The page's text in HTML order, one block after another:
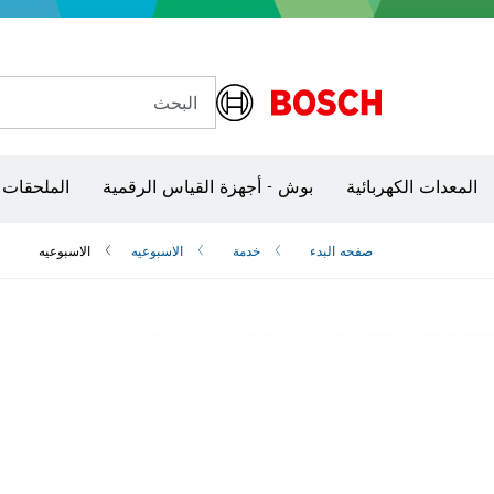
البحث
المعدات الكهربائية بوش - أجهزة القياس الرقمية
صفحه البدء خدمة الاسبوعيه الاسبوعيه